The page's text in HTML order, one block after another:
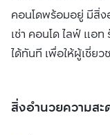
คอนโดพร้อมอยู่ มีสิ่ง
เช่า คอนโด ไลฟ์ แอ
ได้ทันที เพื่อให้ผู้เชี่ยว
สิ่งอำนวยความสะ